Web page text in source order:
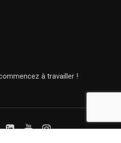
à travailler !